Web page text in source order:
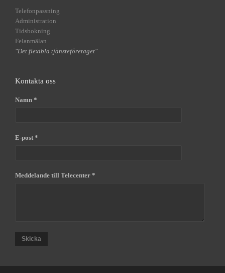
Telefonpassning
Administration
Tidsbokning
Felanmälan
"Det flexibla tjänsteföretaget"
Kontakta oss
Namn *
E-post *
Meddelande till Telecenter *
Skicka